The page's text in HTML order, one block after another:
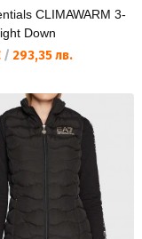
CLIMAWARM 3-
Down
/ 293,35 лв.